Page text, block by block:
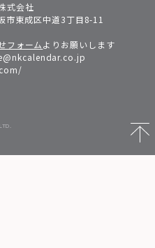
式会社
市東成区中道3丁目8-11
フォームよりお願いします